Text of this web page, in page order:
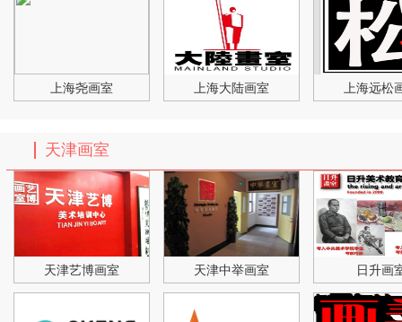
上海尧画室 上海大陆画室 上海远松
天津画室
天津艺博画室 天津中举画室 日升画